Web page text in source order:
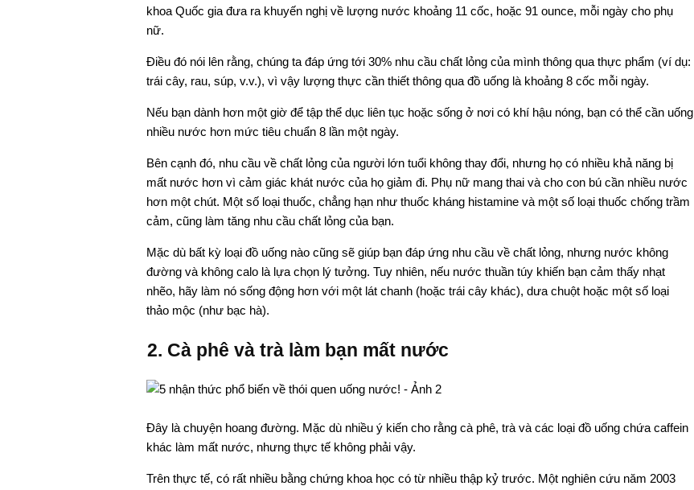
khoa Quốc gia đưa ra khuyến nghị về lượng nước khoảng 11 cốc, hoặc 91 ounce, mỗi ngày cho phụ
nữ.
Điều đó nói lên rằng, chúng ta đáp ứng tới 30% nhu cầu chất lỏng của mình thông qua thực phẩm (ví dụ:
trái cây, rau, súp, v.v.), vì vậy lượng thực cần thiết thông qua đồ uống là khoảng 8 cốc mỗi ngày.
Nếu bạn dành hơn một giờ để tập thể dục liên tục hoặc sống ở nơi có khí hậu nóng, bạn có thể cần uống
nhiều nước hơn mức tiêu chuẩn 8 lần một ngày.
Bên cạnh đó, nhu cầu về chất lỏng của người lớn tuổi không thay đổi, nhưng họ có nhiều khả năng bị
mất nước hơn vì cảm giác khát nước của họ giảm đi. Phụ nữ mang thai và cho con bú cần nhiều nước
hơn một chút. Một số loại thuốc, chẳng hạn như thuốc kháng histamine và một số loại thuốc chống trầm
cảm, cũng làm tăng nhu cầu chất lỏng của bạn.
Mặc dù bất kỳ loại đồ uống nào cũng sẽ giúp bạn đáp ứng nhu cầu về chất lỏng, nhưng nước không
đường và không calo là lựa chọn lý tưởng. Tuy nhiên, nếu nước thuần túy khiến bạn cảm thấy nhạt
nhẽo, hãy làm nó sống động hơn với một lát chanh (hoặc trái cây khác), dưa chuột hoặc một số loại
thảo mộc (như bạc hà).
2. Cà phê và trà làm bạn mất nước
Đây là chuyện hoang đường. Mặc dù nhiều ý kiến cho rằng cà phê, trà và các loại đồ uống chứa caffein
khác làm mất nước, nhưng thực tế không phải vậy.
Trên thực tế, có rất nhiều bằng chứng khoa học có từ nhiều thập kỷ trước. Một nghiên cứu năm 2003